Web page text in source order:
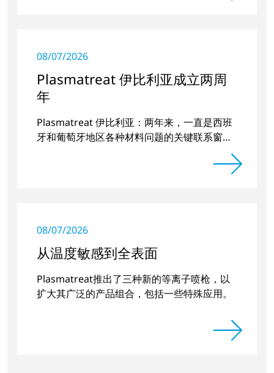
08/07/2026
Plasmatreat 伊比利亚成立两周
年
Plasmatreat 伊比利亚：两年来，一直是西班
牙和葡萄牙地区各种材料问题的关键联系窗
08/07/2026
从温度敏感到全表面
Plasmatreat推出了三种新的等离子喷枪，以
扩大其广泛的产品组合，包括一些特殊应用。